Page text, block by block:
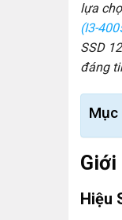
lựa
(I3-
SSD
đáng
Mục
Giới
Hiệu